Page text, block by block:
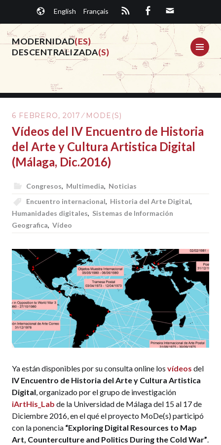
contenido.
English Français
MODERNIDAD(ES)
DESCENTRALIZADA(S)
6 FEBRERO, 2017 MODE(S)
Vídeos del IV Encuentro de Historia
del Arte y Cultura Artistica Digital
(Málaga, Dic.2016)
Congresos, Multimedia, Noticias
Encuentro internacional, Historia del Arte Digital,
Humanidades digitales, Sistemas de Información
Geografica, Vídeo
Ya están disponibles por su consulta online los vídeos del
IV Encuentro de Historia del Arte y Cultura Artistica
Digital, organizado por el grupo de investigación
iArtHis_Lab de la Universidad de Málaga del 15 al 17 de
Diciembre 2016, en el qué el proyecto MoDe(s) participó
con la ponencia “Exploring Digital Resources to Map
Art, Counterculture and Politics During the Cold War”.